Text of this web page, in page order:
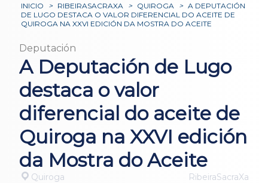
INICIO > RIBEIRASACRAXA > QUIROGA > A DEPUTACIÓN
DE LUGO DESTACA O VALOR DIFERENCIAL DO ACEITE DE
QUIROGA NA XXVI EDICIÓN DA MOSTRA DO ACEITE
Deputación
A Deputación de Lugo
destaca o valor
diferencial do aceite de
Quiroga na XXVI edición
da Mostra do Aceite
Quiroga RibeiraSacraXa